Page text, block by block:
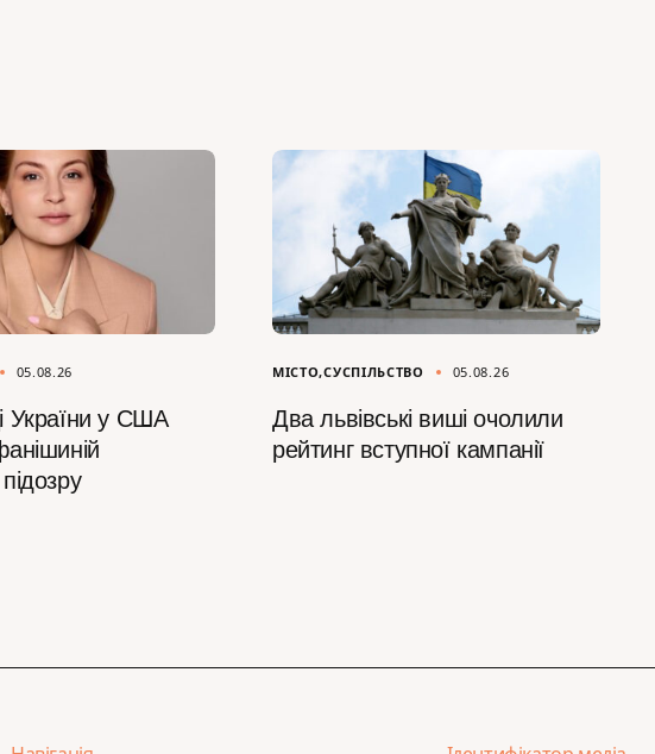
05.08.26
України у США
МІСТО СУСПІЛЬСТВО 05.08.26
Два львівські виші очолили
рейтинг вступної кампанії